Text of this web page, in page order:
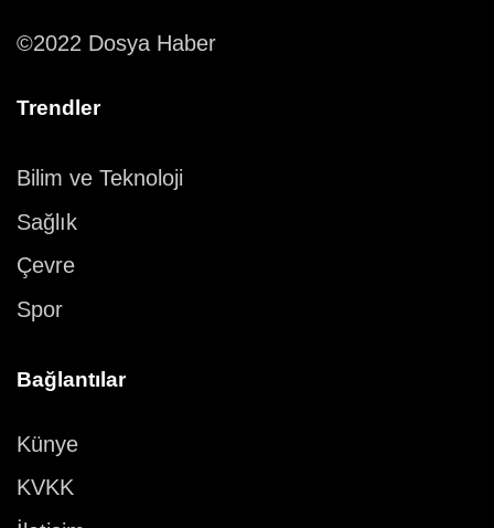
©2022 Dosya Haber
Trendler
Bilim ve Teknoloji
Sağlık
Çevre
Spor
Bağlantılar
Künye
KVKK